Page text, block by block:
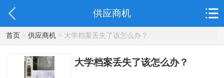
供应商机
首页> 供应商机> 大学档案丢失了该怎么办？
大学档案丢失了该怎么办？